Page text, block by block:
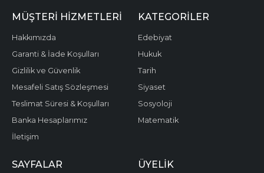
MÜŞTERI HIZMETLERI
Hakkımızda
Garanti & İade Koşulları
Gizlilik ve Güvenlik
Mesafeli Satış Sözleşmesi
Teslimat Süresi & Koşulları
Banka Hesaplarımız
İletişim
KATEGORILER
Edebiyat
Hukuk
Tarih
Siyaset
Sosyoloji
Matematik
SAYFALAR ÜYELIK